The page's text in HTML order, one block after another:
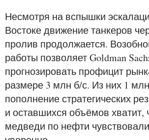
Несмотря на вспышки
Востоке движение танкеров
пролив продолжается.
работы позволяет Goldman
прогнозировать профицит
размере 3 млн б/с. Из них 1
пополнение стратегических
и оставшихся объёмов хватит,
медведи по нефти